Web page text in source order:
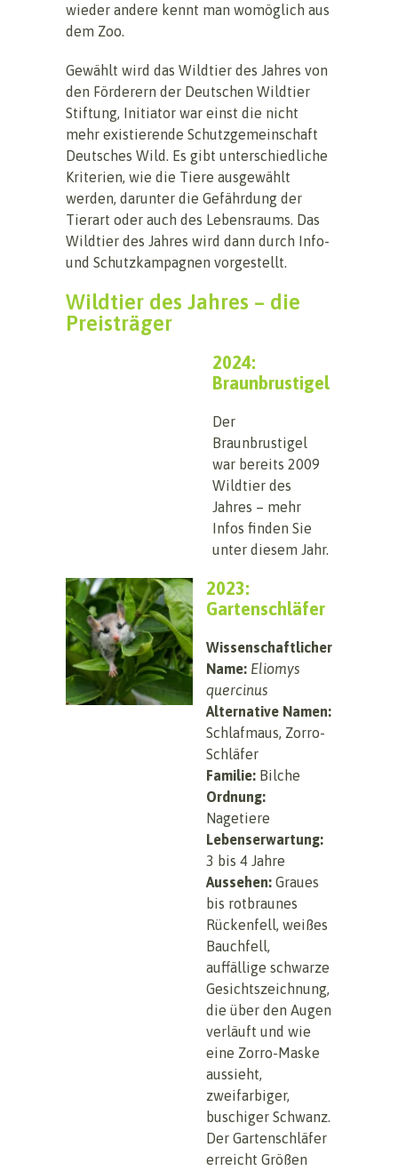
wieder andere kennt man womöglich aus
dem Zoo.
Gewählt wird das Wildtier des Jahres von
den Förderern der Deutschen Wildtier
Stiftung, Initiator war einst die nicht
mehr existierende Schutzgemeinschaft
Deutsches Wild. Es gibt unterschiedliche
Kriterien, wie die Tiere ausgewählt
werden, darunter die Gefährdung der
Tierart oder auch des Lebensraums. Das
Wildtier des Jahres wird dann durch Info-
und Schutzkampagnen vorgestellt.
Wildtier des Jahres – die
Preisträger
2024:
Braunbrustigel
Der
Braunbrustigel
war bereits 2009
Wildtier des
Jahres – mehr
Infos finden Sie
unter diesem Jahr.
2023:
Gartenschläfer
Wissenschaftlicher
Name: Eliomys
quercinus
Alternative Namen:
Schlafmaus, Zorro-
Schläfer
Familie: Bilche
Ordnung:
Nagetiere
Lebenserwartung:
3 bis 4 Jahre
Aussehen: Graues
bis rotbraunes
Rückenfell, weißes
Bauchfell,
auffällige schwarze
Gesichtszeichnung,
die über den Augen
verläuft und wie
eine Zorro-Maske
aussieht,
zweifarbiger,
buschiger Schwanz.
Der Gartenschläfer
erreicht Größen